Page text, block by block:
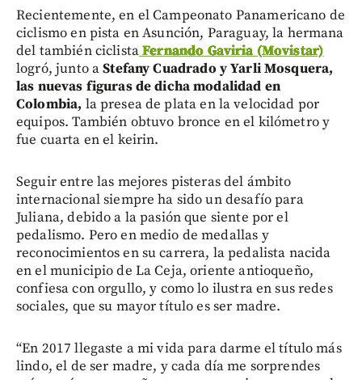
Recientemente, en el Campeonato Panamericano de
ciclismo en pista en Asunción, Paraguay, la hermana
del también ciclistaFernando Gaviria (Movistar)
logró, junto aStefany Cuadrado y Yarli Mosquera,
las nuevas figuras de dicha modalidad en
Colombia, la presea de plata en la velocidad por
equipos. También obtuvo bronce en el kilómetro y
fue cuarta en el keirin.
Seguir entre las mejores pisteras del ámbito
internacional siempre ha sido un desafío para
Juliana, debido a la pasión que siente por el
pedalismo. Pero en medio de medallas y
reconocimientos en su carrera, la pedalista nacida
en el municipio de La Ceja, oriente antioqueño,
confiesa con orgullo, y como lo ilustra en sus redes
sociales, que su mayor título es ser madre.
“En 2017 llegaste a mi vida para darme el título más
lindo, el de ser madre, y cada día me sorprendes